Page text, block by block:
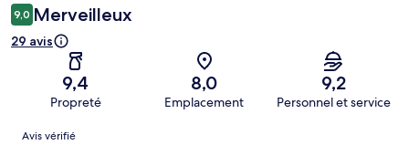
9,0 Merveilleux
29 avis
9,4
Propreté
8,0
Emplacement
9,2
Personnel et service
Avis
Avis vérifié